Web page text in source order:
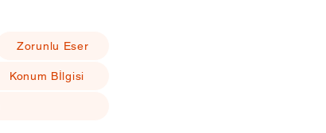
Zorunlu Eser
Konum Bİlgisi